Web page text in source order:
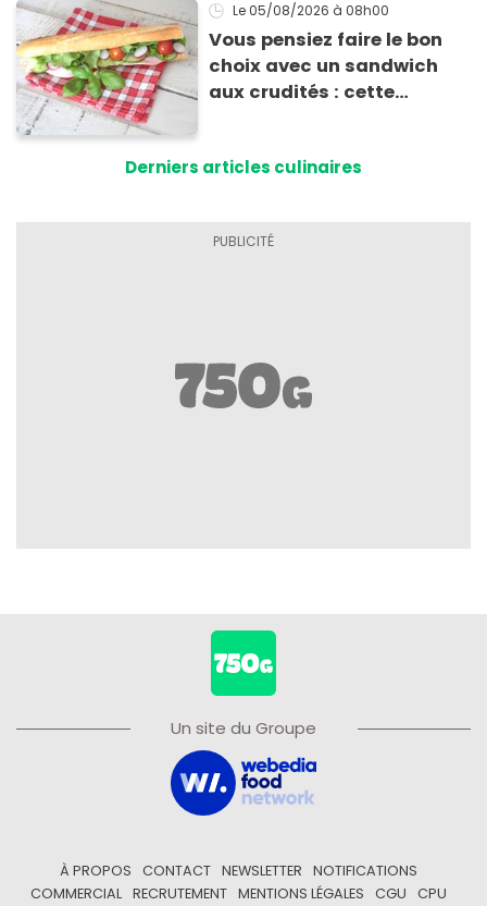
Le 05/08/2026 à 08h00
Vous pensiez faire le bon
choix avec un sandwich
aux crudités : cette
Derniers articles culinaires
Un site du Groupe
À PROPOS CONTACT NEWSLETTER
NOTIFICATIONS
COMMERCIAL
RECRUTEMENT MENTIONS LÉGALES CGU CPU